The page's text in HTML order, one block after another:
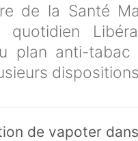
de la Santé
quotidien
plan anti-
de vapoter